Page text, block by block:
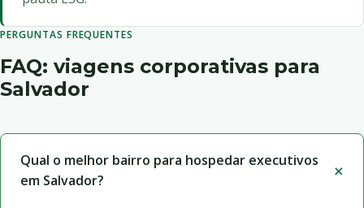
PERGUNTAS FREQUENTES
FAQ: viagens corporativas para
Salvador
Qual o melhor bairro para hospedar executivos
em Salvador?